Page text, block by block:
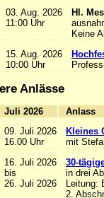
03. Aug. 2026
11:00 Uhr
Hl.
Keine
15. Aug. 2026
10:00 Uhr
Anlässe
Juli 2026
09. Juli 2026
16.00 Uhr
Kleines
mit
16. Juli 2026
bis
26. Juli 2026
30-
in drei
Leitung:
2.